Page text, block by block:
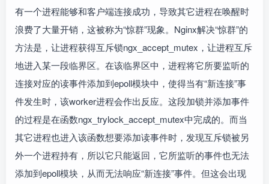
有一个进程能够和客户端连接成功，导致其它进程在唤醒时
浪费了大量开销，这被称为“惊群”现象。Nginx解决“惊群”的
方法是，让进程获得互斥锁ngx_accept_mutex，让进程互斥
地进入某一段临界区。在该临界区中，进程将它所要监听的
连接对应的读事件添加到epoll模块中，使得当有“新连接”事
件发生时，该worker进程会作出反应。这段加锁并添加事件
的过程是在函数ngx_trylock_accept_mutex中完成的。而当
其它进程也进入该函数想要添加读事件时，发现互斥锁被另
外一个进程持有，所以它只能返回，它所监听的事件也无法
添加到epoll模块，从而无法响应“新连接”事件。但这会出现